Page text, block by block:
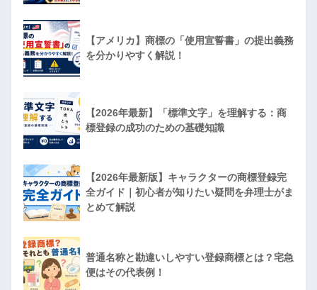
【アメリカ】商標の「使用宣誓書」の提出義務
を分かりやすく解説！
【2026年最新】「標準文字」を理解する：商
標登録の成功のための基礎知識
【2026年最新版】キャラクターの商標登録完
全ガイド｜初心者が知りたい疑問を弁理士がま
とめて解説
普通名称と勘違いしやすい登録商標とは？宅急
便はその代表例！